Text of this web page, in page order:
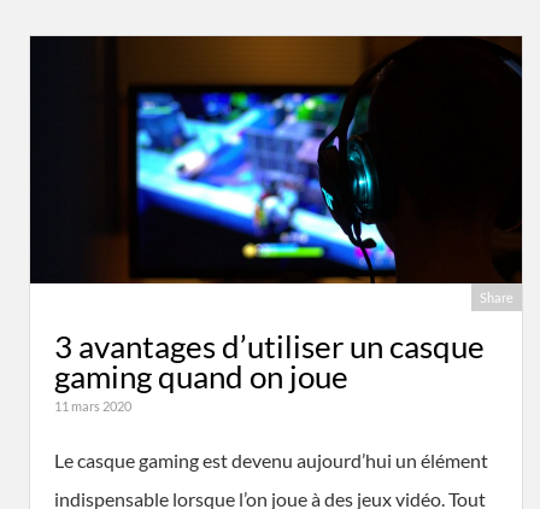
Share
3 avantages d’utiliser un casque
gaming quand on joue
11 mars 2020
Le casque gaming est devenu aujourd’hui un élément
indispensable lorsque l’on joue à des jeux vidéo. Tout